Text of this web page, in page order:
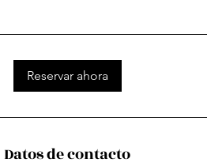
Reservar ahora
Datos de contacto